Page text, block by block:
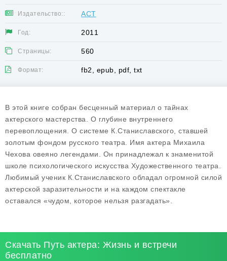
Издательство:: АСТ
Год: 2011
Страницы: 560
Формат: fb2, epub, pdf, txt
В этой книге собран бесценный материал о тайнах
актерского мастерства. О глубине внутреннего
перевоплощения. О системе К.Станиславского, ставшей
золотым фондом русского театра. Имя актера Михаила
Чехова овеяно легендами. Он принадлежал к знаменитой
школе психологического искусства Художественного театра.
Любимый ученик К.Станиславского обладал огромной силой
актерской заразительности и на каждом спектакле
оставался «чудом, которое нельзя разгадать».
Скачать Путь актера: Жизнь и встречи
бесплатно